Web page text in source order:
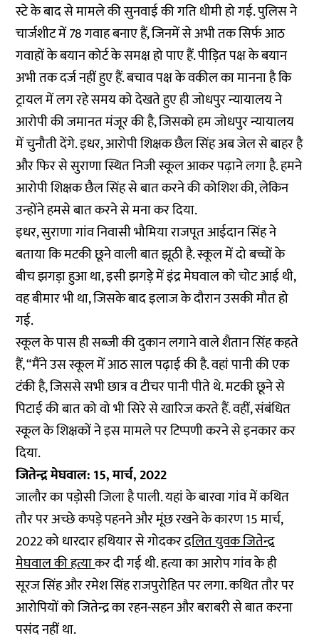
स्टे के बाद से मामले की सुनवाई की गति धीमी हो गई. पुलिस ने
चार्जशीट में 78 गवाह बनाए हैं, जिनमें से अभी तक सिर्फ आठ
गवाहों के बयान कोर्ट के समक्ष हो पाए हैं. पीड़ित पक्ष के बयान
अभी तक दर्ज नहीं हुए हैं. बचाव पक्ष के वकील का मानना है कि
ट्रायल में लग रहे समय को देखते हुए ही जोधपुर न्यायालय ने
आरोपी की जमानत मंजूर की है, जिसको हम जोधपुर न्यायालय
में चुनौती देंगे. इधर, आरोपी शिक्षक छैल सिंह अब जेल से बाहर है
और फिर से सुराणा स्थित निजी स्कूल आकर पढ़ाने लगा है. हमने
आरोपी शिक्षक छैल सिंह से बात करने की कोशिश की, लेकिन
उन्होंने हमसे बात करने से मना कर दिया.
इधर, सुराणा गांव निवासी भौमिया राजपूत आईदान सिंह ने
बताया कि मटकी छूने वाली बात झूठी है. स्कूल में दो बच्चों के
बीच झगड़ा हुआ था, इसी झगड़े में इंद्र मेघवाल को चोट आई थी,
वह बीमार भी था, जिसके बाद इलाज के दौरान उसकी मौत हो
गई.
स्कूल के पास ही सब्जी की दुकान लगाने वाले शैतान सिंह कहते
हैं, “मैंने उस स्कूल में आठ साल पढ़ाई की है. वहां पानी की एक
टंकी है, जिससे सभी छात्र व टीचर पानी पीते थे. मटकी छूने से
पिटाई की बात को वो भी सिरे से खारिज करते हैं. वहीं, संबंधित
स्कूल के शिक्षकों ने इस मामले पर टिप्पणी करने से इनकार कर
दिया.
जितेन्द्र मेघवाल: 15, मार्च, 2022
जालौर का पड़ोसी जिला है पाली. यहां के बारवा गांव में कथित
तौर पर अच्छे कपड़े पहनने और मूंछ रखने के कारण 15 मार्च,
2022 को धारदार हथियार से गोदकरदलित युवक जितेन्द्र
मेघवाल की हत्याकर दी गई थी. हत्या का आरोप गांव के ही
सूरज सिंह और रमेश सिंह राजपुरोहित पर लगा. कथित तौर पर
आरोपियों को जितेन्द्र का रहन-सहन और बराबरी से बात करना
पसंद नहीं था.